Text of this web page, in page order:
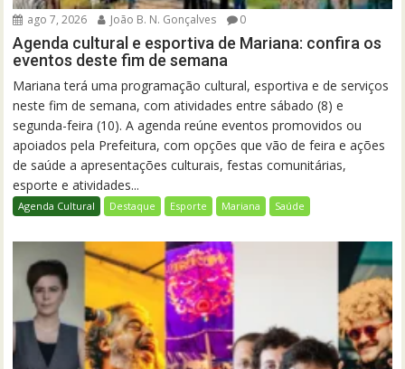
ago 7, 2026 João B. N. Gonçalves 0
Agenda cultural e esportiva de Mariana: confira os
eventos deste fim de semana
Mariana terá uma programação cultural, esportiva e de serviços
neste fim de semana, com atividades entre sábado (8) e
segunda-feira (10). A agenda reúne eventos promovidos ou
apoiados pela Prefeitura, com opções que vão de feira e ações
de saúde a apresentações culturais, festas comunitárias,
esporte e atividades...
Agenda Cultural Destaque Esporte Mariana Saúde